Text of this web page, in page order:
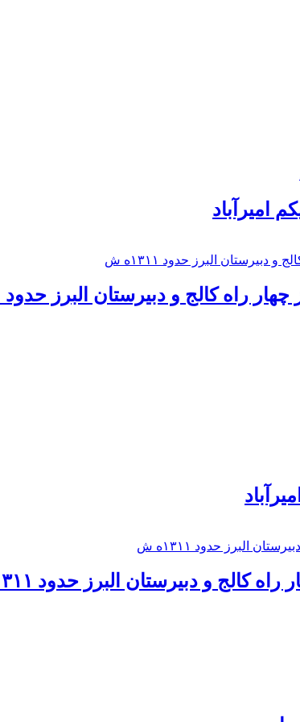
امیرآباد
راه كالج و دبيرستان البرز حدود ۱۳۱۱ه ش
و دبيرستان البرز حدود ۱۳۱۱ه ش